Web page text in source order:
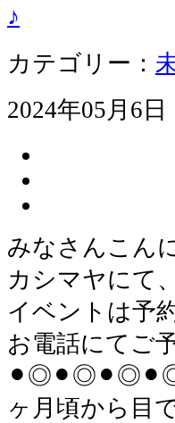
♪
カテゴリー：
2024年05月6日
みなさんこん
カシマヤにて
イベントは予
お電話にてご
ヶ月頃から目